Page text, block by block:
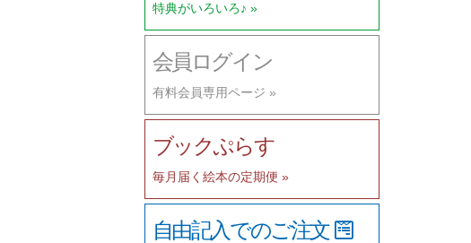
特典がいろいろ♪ »
会員ログイン
有料会員専用ページ »
ブックぷらす
毎月届く絵本の定期便 »
自由記入でのご注文